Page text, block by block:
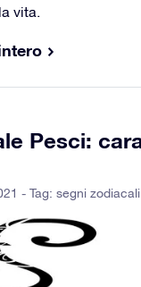
vita.
Pesci:
- Tag: segni zodiacali